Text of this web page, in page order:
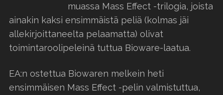
muassa Mass Effect -trilogia, joista
ainakin kaksi ensimmäistä peliä (kolmas jäi
allekirjoittaneelta pelaamatta) olivat
toimintaroolipeleinä tuttua Bioware-laatua.
EA:n ostettua Biowaren melkein heti
ensimmäisen Mass Effect -pelin valmistuttua,